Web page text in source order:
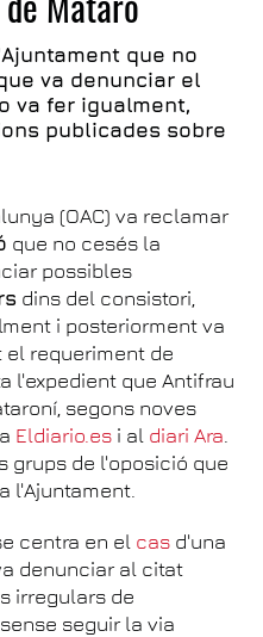
que no
va denunciar el
va fer igualment,
publicades sobre
(OAC) va reclamar
que no cesés la
possibles
dins del consistori,
i posteriorment va
el requeriment de
l'expedient que Antifrau
segons noves
Eldiario.es i al diari Ara.
grups de l'oposició que
l'Ajuntament.
centra en el cas d'una
denunciar al citat
irregulars de
seguir la via